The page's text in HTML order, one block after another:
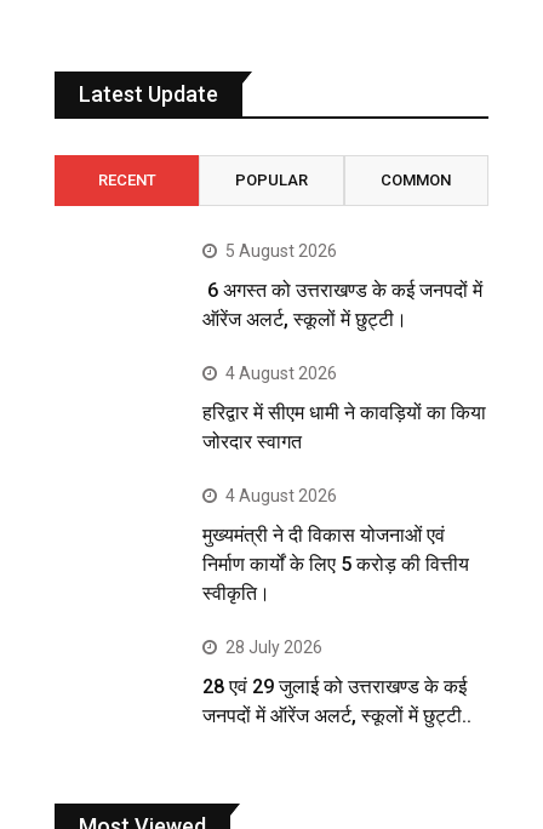
Latest Update
RECENT POPULAR COMMON
5 August 2026
6 अगस्त को उत्तराखण्ड के कई जनपदों में
ऑरेंज अलर्ट, स्कूलों में छुट्टी।
4 August 2026
हरिद्वार में सीएम धामी ने कावड़ियों का किया
जोरदार स्वागत
4 August 2026
मुख्यमंत्री ने दी विकास योजनाओं एवं
निर्माण कार्यों के लिए 5 करोड़ की वित्तीय
स्वीकृति।
28 July 2026
28 एवं 29 जुलाई को उत्तराखण्ड के कई
जनपदों में ऑरेंज अलर्ट, स्कूलों में छुट्टी..